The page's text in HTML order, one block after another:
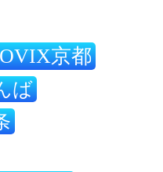
京都
ば